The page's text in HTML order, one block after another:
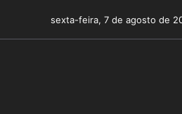
o
sexta-feira, 7 de agosto de